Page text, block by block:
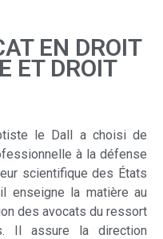
EN DROIT
ET DROIT
le Dall a choisi de
à la défense
scientifique des États
enseigne la matière au
des avocats du ressort
Il assure la direction